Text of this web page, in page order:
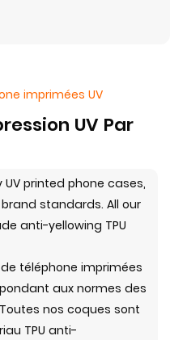
imprimées UV
UV Par
téléphone imprimées
aux normes des
nos coques sont
TPU anti-